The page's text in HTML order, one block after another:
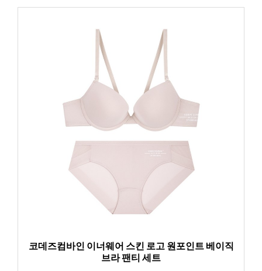
코데즈컴바인 이너웨어 스킨 로고 원포인트 베이직
브라 팬티 세트